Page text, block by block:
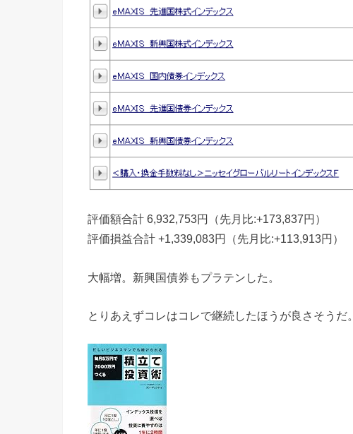
評価額合計 6,932,753円（先月比:+173,837円）
評価損益合計 +1,339,083円（先月比:+113,913円）
大幅増。新興国債券もプラテンした。
とりあえずコレはコレで継続したほうが良さそうだ。